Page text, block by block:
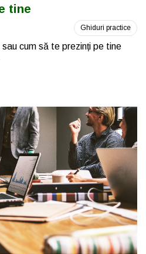
tine
Ghiduri practice
cum să te prezinți pe tine